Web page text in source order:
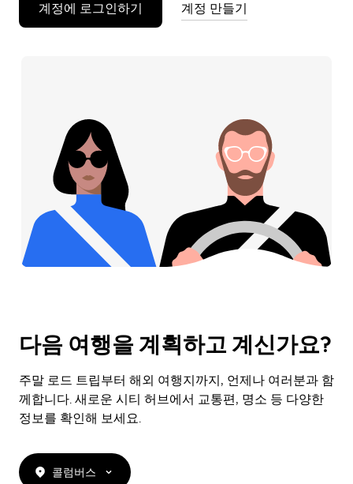
계정에 로그인하기 계정 만들기
다음 여행을 계획하고 계신가요?
주말 로드 트립부터 해외 여행지까지, 언제나 여러분과 함
께합니다. 새로운 시티 허브에서 교통편, 명소 등 다양한
정보를 확인해 보세요.
콜럼버스